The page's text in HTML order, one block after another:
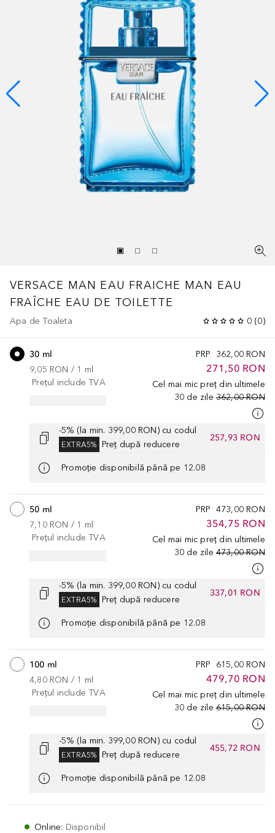
VERSACE MAN EAU FRAICHE MAN EAU
FRAÎCHE EAU DE TOILETTE
Apa de Toaleta 0 (0)
PRP 362,00 RON
271,50 RON
Cel mai mic preț din ultimele
30 de zile 362,00 RON
30 ml
9,05 RON / 1 ml
Prețul include TVA
-5% (la min. 399,00 RON) cu codul
EXTRA5% Preț după reducere
257,93 RON
Promoție disponibilă până pe 12.08
PRP 473,00 RON
354,75 RON
Cel mai mic preț din ultimele
30 de zile 473,00 RON
50 ml
7,10 RON / 1 ml
Prețul include TVA
-5% (la min. 399,00 RON) cu codul
EXTRA5% Preț după reducere
337,01 RON
Promoție disponibilă până pe 12.08
PRP 615,00 RON
479,70 RON
Cel mai mic preț din ultimele
30 de zile 615,00 RON
100 ml
4,80 RON / 1 ml
Prețul include TVA
-5% (la min. 399,00 RON) cu codul
EXTRA5% Preț după reducere
455,72 RON
Promoție disponibilă până pe 12.08
Online: Disponibil